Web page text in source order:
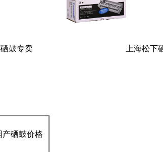
专卖 上海松下硒鼓
产硒鼓价格